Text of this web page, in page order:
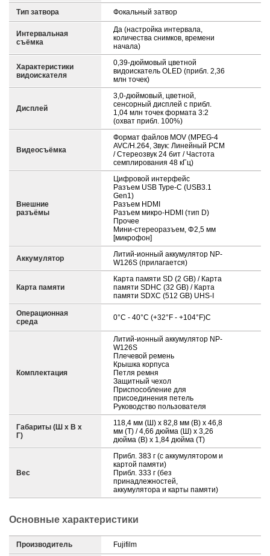
Тип затвора Фокальный затвор
Интервальная
съёмка
Да (настройка интервала,
количества снимков, времени
начала)
Характеристики
видоискателя
0,39-дюймовый цветной
видоискатель OLED (прибл. 2,36
млн точек)
Дисплей
3,0-дюймовый, цветной,
сенсорный дисплей с прибл.
1,04 млн точек формата 3:2
(охват прибл. 100%)
Видеосъёмка
Формат файлов MOV (MPEG-4
AVC/H.264, Звук: Линейный PCM
/ Стереозвук 24 бит / Частота
семплирования 48 кГц)
Внешние
разъёмы
Цифровой интерфейс
Разъем USB Type-C (USB3.1
Gen1)
Разъем HDMI
Разъем микро-HDMI (тип D)
Прочее
Мини-стереоразъем, Φ2,5 мм
[микрофон]
Аккумулятор
Литий-ионный аккумулятор NP-
W126S (прилагается)
Карта памяти
Карта памяти SD (2 GB) / Карта
памяти SDHC (32 GB) / Карта
памяти SDXC (512 GB) UHS-I
Операционная
среда
0°C - 40°C (+32°F - +104°F)C
Комплектация
Литий-ионный аккумулятор NP-
W126S
Плечевой ремень
Крышка корпуса
Петля ремня
Защитный чехол
Приспособление для
присоединения петель
Руководство пользователя
Габариты (Ш х В х
Г)
118,4 мм (Ш) x 82,8 мм (В) x 46,8
мм (Т) / 4,66 дюйма (Ш) x 3,26
дюйма (В) x 1,84 дюйма (Т)
Вес
Прибл. 383 г (с аккумулятором и
картой памяти)
Прибл. 333 г (без
принадлежностей,
аккумулятора и карты памяти)
Основные характеристики
Производитель Fujifilm